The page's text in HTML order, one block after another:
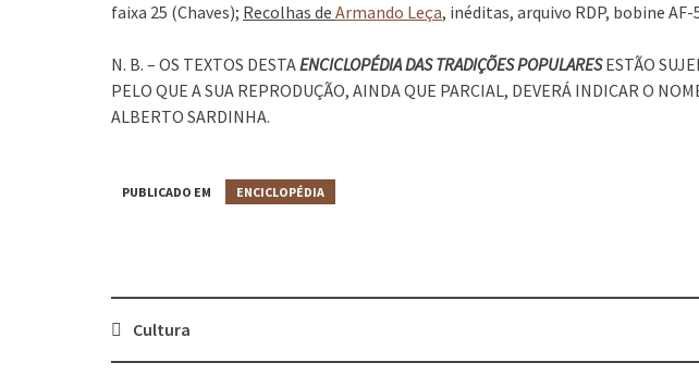
faixa 25 (Chaves); Recolhas de Armando Leça, inéditas, arquivo RDP, bobine
N. B. – OS TEXTOS DESTAENCICLOPÉDIA DAS TRADIÇÕES POPULARESESTÃO
PELO QUE A SUA REPRODUÇÃO, AINDA QUE PARCIAL, DEVERÁ INDICAR O
ALBERTO SARDINHA.
PUBLICADO EM ENCICLOPÉDIA
Post
Cultura